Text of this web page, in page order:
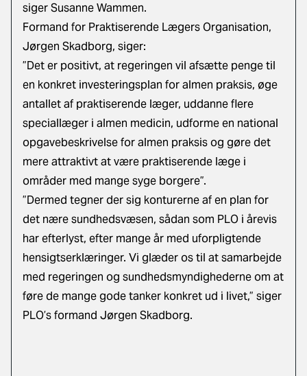
siger Susanne Wammen.
Formand for Praktiserende Lægers Organisation,
Jørgen Skadborg, siger:
”Det er positivt, at regeringen vil afsætte penge til
en konkret investeringsplan for almen praksis, øge
antallet af praktiserende læger, uddanne flere
speciallæger i almen medicin, udforme en national
opgavebeskrivelse for almen praksis og gøre det
mere attraktivt at være praktiserende læge i
områder med mange syge borgere”.
”Dermed tegner der sig konturerne af en plan for
det nære sundhedsvæsen, sådan som PLO i årevis
har efterlyst, efter mange år med uforpligtende
hensigtserklæringer. Vi glæder os til at samarbejde
med regeringen og sundhedsmyndighederne om at
føre de mange gode tanker konkret ud i livet,” siger
PLO’s formand Jørgen Skadborg.